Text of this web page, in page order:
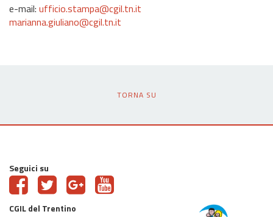
e-mail: ufficio.stampa@cgil.tn.it
marianna.giuliano@cgil.tn.it
TORNA SU
Seguici su
CGIL del Trentino